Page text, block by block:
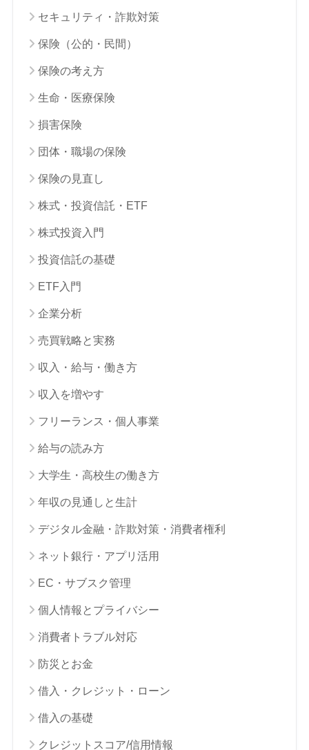
セキュリティ・詐欺対策
保険（公的・民間）
保険の考え方
生命・医療保険
損害保険
団体・職場の保険
保険の見直し
株式・投資信託・ETF
株式投資入門
投資信託の基礎
ETF入門
企業分析
売買戦略と実務
収入・給与・働き方
収入を増やす
フリーランス・個人事業
給与の読み方
大学生・高校生の働き方
年収の見通しと生計
デジタル金融・詐欺対策・消費者権利
ネット銀行・アプリ活用
EC・サブスク管理
個人情報とプライバシー
消費者トラブル対応
防災とお金
借入・クレジット・ローン
借入の基礎
クレジットスコア/信用情報